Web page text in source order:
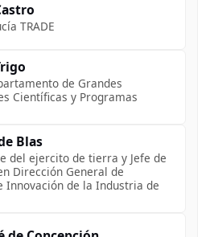
TRADE
de Grandes
Científicas y Programas
Blas
del ejercito de tierra y Jefe de
Dirección General de
Innovación de la Industria de